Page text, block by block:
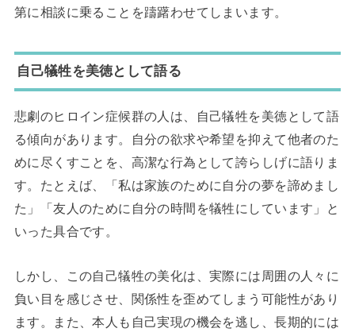
第に相談に乗ることを躊躇わせてしまいます。
自己犠牲を美徳として語る
悲劇のヒロイン症候群の人は、自己犠牲を美徳として語
る傾向があります。自分の欲求や希望を抑えて他者のた
めに尽くすことを、高潔な行為として誇らしげに語りま
す。たとえば、「私は家族のために自分の夢を諦めまし
た」「友人のために自分の時間を犠牲にしています」と
いった具合です。
しかし、この自己犠牲の美化は、実際には周囲の人々に
負い目を感じさせ、関係性を歪めてしまう可能性があり
ます。また、本人も自己実現の機会を逃し、長期的には